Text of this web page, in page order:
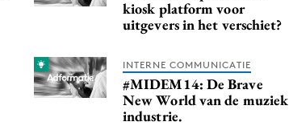
kiosk platform voor
uitgevers in het verschiet?
INTERNE COMMUNICATIE
#MIDEM14: De Brave
New World van de muziek
industrie.